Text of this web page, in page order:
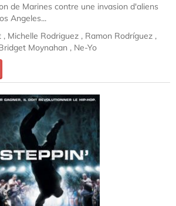
de Marines contre une invasion d'aliens
Angeles...
Michelle Rodriguez , Ramon Rodríguez ,
Moynahan , Ne-Yo